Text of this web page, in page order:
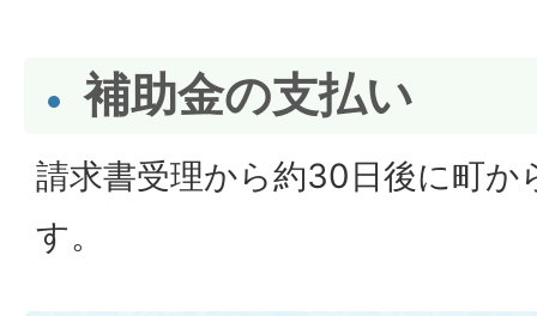
補助金の支払い
請求書受理から約30日後に町か
す。